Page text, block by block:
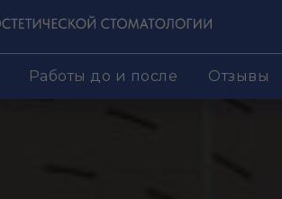
Работы до и после Отзывы